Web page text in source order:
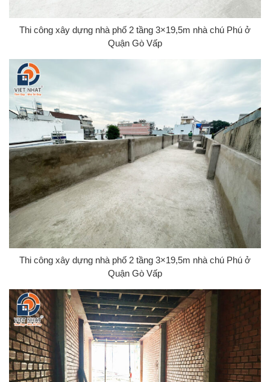
Thi công xây dựng nhà phố 2 tầng 3×19,5m nhà chú Phú ở
Quận Gò Vấp
Thi công xây dựng nhà phố 2 tầng 3×19,5m nhà chú Phú ở
Quận Gò Vấp